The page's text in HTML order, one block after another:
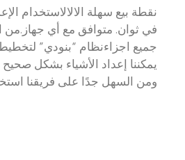
نقطة بيع سهلة الالالاستخدام
في ثوان. متوافق مع أي
جميع اجزاءنظام “بنودي”
يمكننا إعداد الأشياء بشكل
ومن السهل جدًا على فريقنا